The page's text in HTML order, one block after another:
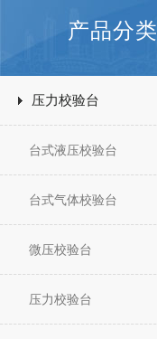
产品分类
压力校验台
台式液压校验台
台式气体校验台
微压校验台
压力校验台